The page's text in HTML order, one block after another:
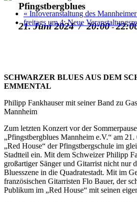
Pfingstbergblues
21. Juni 2024 / 20:00-
« Infoveranstaltung des
freitags um 4: Neue
SCHWARZER BLUES AUS DEM
EMMENTAL
Philipp Fankhauser mit seiner Band zu
Mannheim
Zum letzten Konzert vor der
„Pfingstbergblues Mannheim e.V.“ am
„Red House“ der Pfingstbergschule im
Stadtteil ein. Mit dem Schweizer Philipp
großartiger Sänger und Gitarrist nicht nur
Bluesszene in die Quadratestadt. Mit im
französischen Gitarristen Flo Bauer, der
Publikum im „Red House“ mit seinen